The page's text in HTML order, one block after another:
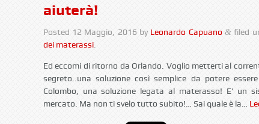
aiuterà!
Posted 12 Maggio, 2016 by Leonardo Capuano & filed
dei materassi.
Ed eccomi di ritorno da Orlando. Voglio metterti al
segreto..una soluzione così semplice da potere
Colombo, una soluzione legata al materasso! E’ un
mercato. Ma non ti svelo tutto subito!… Sai quale è la…